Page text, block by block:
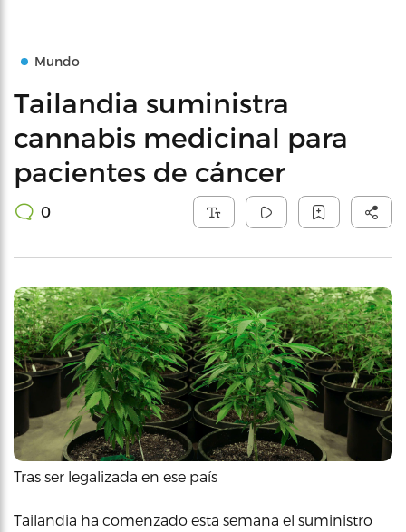
Mundo
Tailandia suministra
cannabis medicinal para
pacientes de cáncer
0
Tras ser legalizada en ese país
Tailandia ha comenzado esta semana el suministro